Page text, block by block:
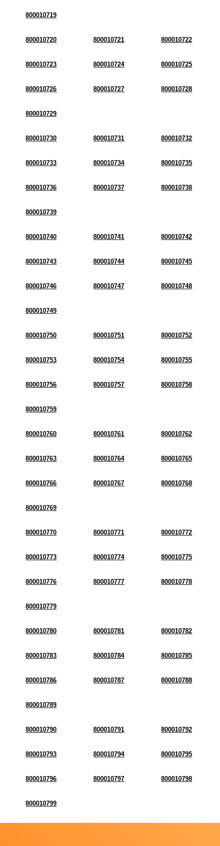
800010719
800010720 800010721 800010722
800010723 800010724 800010725
800010726 800010727 800010728
800010729
800010730 800010731 800010732
800010733 800010734 800010735
800010736 800010737 800010738
800010739
800010740 800010741 800010742
800010743 800010744 800010745
800010746 800010747 800010748
800010749
800010750 800010751 800010752
800010753 800010754 800010755
800010756 800010757 800010758
800010759
800010760 800010761 800010762
800010763 800010764 800010765
800010766 800010767 800010768
800010769
800010770 800010771 800010772
800010773 800010774 800010775
800010776 800010777 800010778
800010779
800010780 800010781 800010782
800010783 800010784 800010785
800010786 800010787 800010788
800010789
800010790 800010791 800010792
800010793 800010794 800010795
800010796 800010797 800010798
800010799